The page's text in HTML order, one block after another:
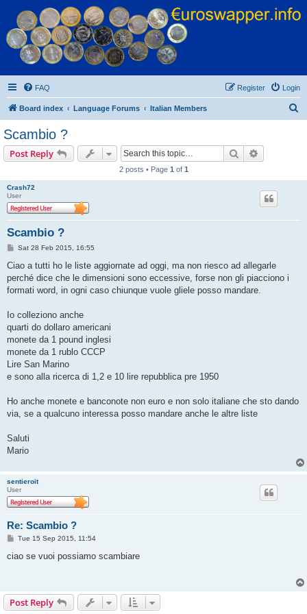
Euroswapper
Euroswapper.info
FAQ Login
Register
Board index Language Forums Italian Members
Scambio ?
Post Reply Search
2 posts • Page 1of 1
Crash72
User
Scambio ?
P
s
Sat 28 Feb 2015, 16:55
Ciao a tutti ho le liste aggiornate ad oggi, ma non riesco ad allegarle
perché dice che le dimensioni sono eccessive, forse non gli piacciono i
formati word, in ogni caso chiunque vuole gliele posso mandare.
Io colleziono anche
quarti do dollaro americani
monete da 1 pound inglesi
monete da 1 rublo CCCP
Lire San Marino
e sono alla ricerca di 1,2 e 10 lire repubblica pre 1950
Ho anche monete e banconote non euro e non solo italiane che sto dando
via, se a qualcuno interessa posso mandare anche le altre liste
Saluti
Mario
sentieroit
User
Re: Scambio ?
P
s
Tue 15 Sep 2015, 11:54
ciao se vuoi possiamo scambiare
Post Reply